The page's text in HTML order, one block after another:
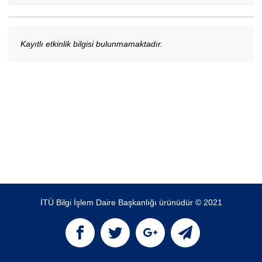
Kayıtlı etkinlik bilgisi bulunmamaktadır.
İTÜ Bilgi İşlem Daire Başkanlığı ürünüdür © 2021